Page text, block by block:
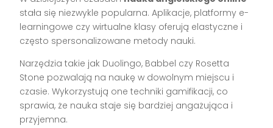
stała się niezwykle popularna. Aplikacje, platformy e-
learningowe czy wirtualne klasy oferują elastyczne i
często spersonalizowane metody nauki.
Narzędzia takie jak Duolingo, Babbel czy Rosetta
Stone pozwalają na naukę w dowolnym miejscu i
czasie. Wykorzystują one techniki gamifikacji, co
sprawia, że nauka staje się bardziej angażująca i
przyjemna.